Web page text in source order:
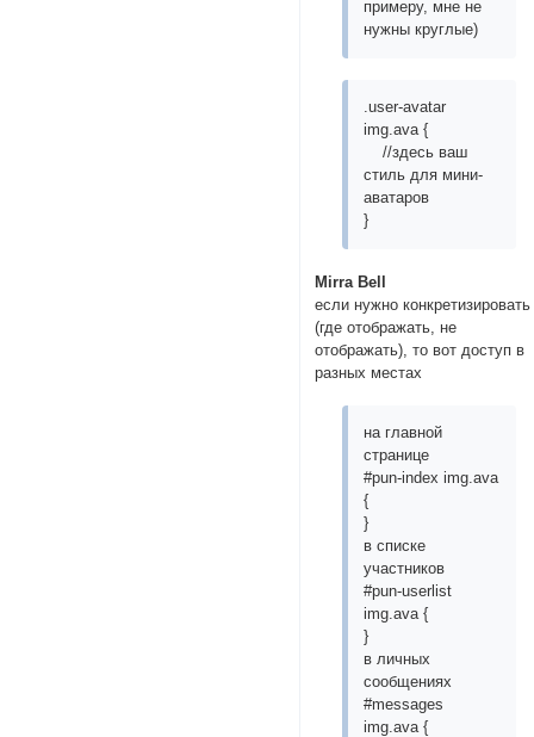
примеру, мне не
нужны круглые)
.user-avatar
img.ava {
//здесь ваш
стиль для мини-
аватаров
}
Mirra Bell
если нужно конкретизировать
(где отображать, не
отображать), то вот доступ в
разных местах
на главной
странице
#pun-index img.ava
{
}
в списке
участников
#pun-userlist
img.ava {
}
в личных
сообщениях
#messages
img.ava {